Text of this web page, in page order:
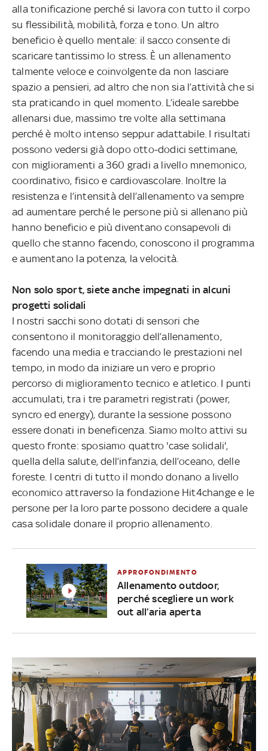
alla tonificazione perché si lavora con tutto il corpo
su flessibilità, mobilità, forza e tono. Un altro
beneficio è quello mentale: il sacco consente di
scaricare tantissimo lo stress. È un allenamento
talmente veloce e coinvolgente da non lasciare
spazio a pensieri, ad altro che non sia l’attività che si
sta praticando in quel momento. L’ideale sarebbe
allenarsi due, massimo tre volte alla settimana
perché è molto intenso seppur adattabile. I risultati
possono vedersi già dopo otto-dodici settimane,
con miglioramenti a 360 gradi a livello mnemonico,
coordinativo, fisico e cardiovascolare. Inoltre la
resistenza e l’intensità dell’allenamento va sempre
ad aumentare perché le persone più si allenano più
hanno beneficio e più diventano consapevoli di
quello che stanno facendo, conoscono il programma
e aumentano la potenza, la velocità.
Non solo sport, siete anche impegnati in alcuni
progetti solidali
I nostri sacchi sono dotati di sensori che
consentono il monitoraggio dell’allenamento,
facendo una media e tracciando le prestazioni nel
tempo, in modo da iniziare un vero e proprio
percorso di miglioramento tecnico e atletico. I punti
accumulati, tra i tre parametri registrati (power,
syncro ed energy), durante la sessione possono
essere donati in beneficenza. Siamo molto attivi su
questo fronte: sposiamo quattro 'case solidali',
quella della salute, dell’infanzia, dell’oceano, delle
foreste. I centri di tutto il mondo donano a livello
economico attraverso la fondazione Hit4change e le
persone per la loro parte possono decidere a quale
casa solidale donare il proprio allenamento.
APPROFONDIMENTO
Allenamento outdoor,
perché scegliere un work
out all’aria aperta